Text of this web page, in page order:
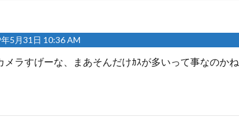
5月31日 10:36 AM
メラすげーな、まあそんだけｶｽが多いって事なのかね